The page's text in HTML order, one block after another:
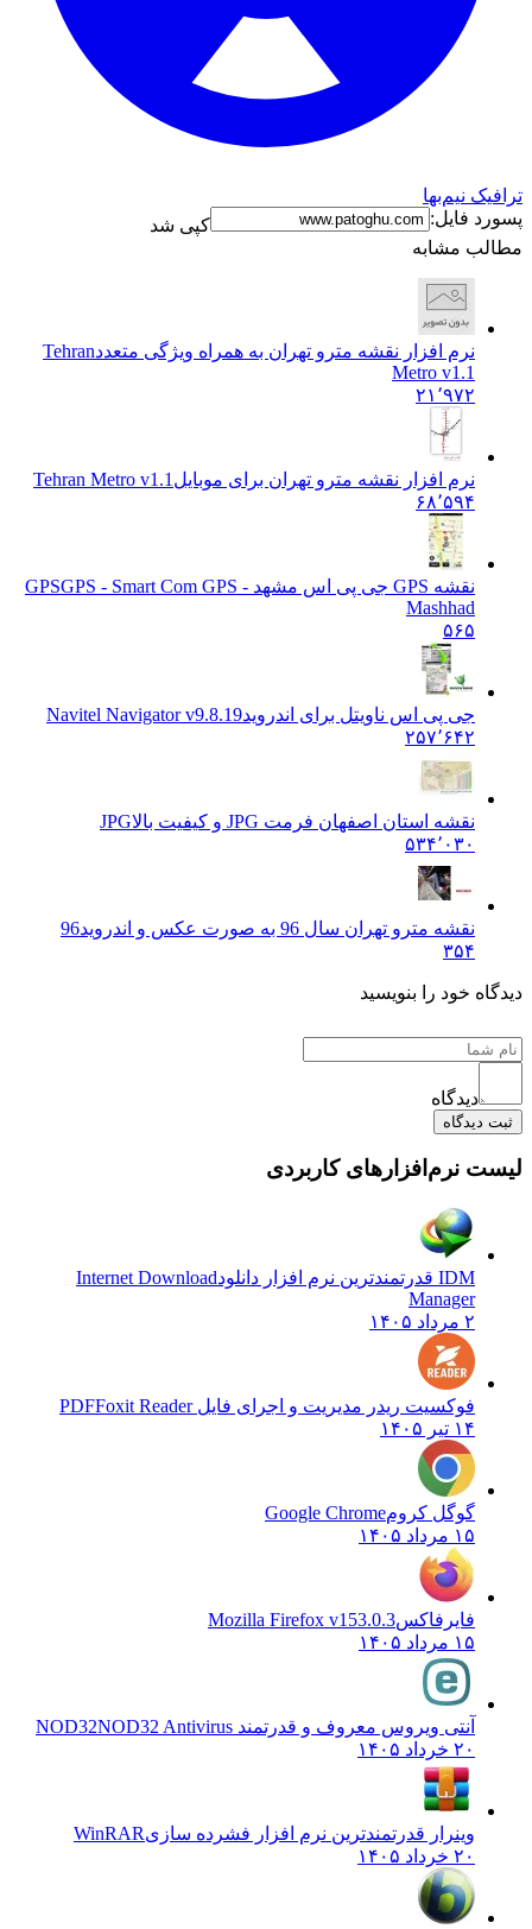
ترافیک نیم‌بها
پسورد فایل:
کپی شد
مطالب مشابه
نرم افزار نقشه مترو تهران به همراه ویژگی متعددTehran
Metro v1.1
۲۱٬۹۷۲
نرم افزار نقشه مترو تهران برای موبایل Tehran Metro v1.1
۶۸٬۵۹۴
نقشه GPS جی پی اس مشهد - GPS
GPS - Smart Com GPS
Mashhad
۵۶۵
جی پی اس ناویتل برای اندرویدNavitel Navigator v9.8.19
۲۵۷٬۶۴۲
نقشه استان اصفهان فرمت JPG و کیفیت بالا
JPG
۵۳۴٬۰۳۰
نقشه مترو تهران سال 96 به صورت عکس و اندروید
96
۳۵۴
دیدگاه خود را بنویسید
دیدگاه
ثبت دیدگاه
لیست نرم‌افزارهای کاربردی
IDM قدرتمندترین نرم افزار دانلود
Internet Download
Manager
۲ مرداد ۱۴۰۵
فوکسیت ریدر مدیریت و اجرای فایل PDFFoxit Reader
۱۴ تیر ۱۴۰۵
گوگل کرومGoogle Chrome
۱۵ مرداد ۱۴۰۵
فایرفاکسMozilla Firefox v153.0.3
۱۵ مرداد ۱۴۰۵
آنتی ویروس معروف و قدرتمند NOD32 NOD32 Antivirus
۲۰ خرداد ۱۴۰۵
وینرار قدرتمندترین نرم افزار فشرده سازیWinRAR
۲۰ خرداد ۱۴۰۵